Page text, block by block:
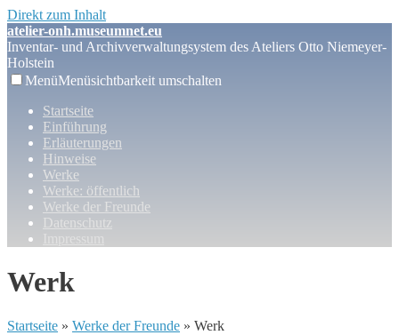
Direkt zum Inhalt
atelier-onh.museumnet.eu
Inventar- und Archivverwaltungsystem des Ateliers Otto Niemeyer-
Holstein
MenüMenüsichtbarkeit umschalten
Startseite
Einführung
Erläuterungen
Hinweise
Werke
Werke: öffentlich
Werke der Freunde
Datenschutz
Impressum
Werk
Startseite » Werke der Freunde » Werk